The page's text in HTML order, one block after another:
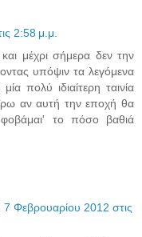
2:58 μ.μ.
μέχρι σήμερα δεν την
υπόψιν τα λεγόμενα
πολύ ιδιαίτερη ταινία
αν αυτή την εποχή θα
το πόσο βαθιά
7 Φεβρουαρίου 2012 στις